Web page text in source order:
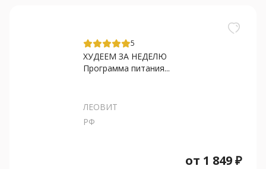
5
ХУДЕЕМ ЗА НЕДЕЛЮ
Программа питания...
ЛЕОВИТ
РФ
от 1 849₽